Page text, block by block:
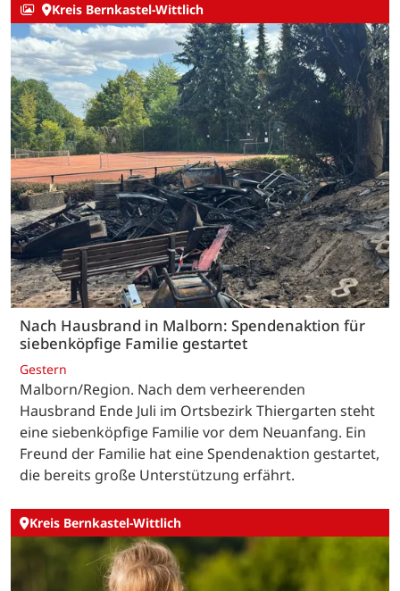
Kreis Bernkastel-Wittlich
Nach Hausbrand in Malborn: Spendenaktion für
siebenköpfige Familie gestartet
Gestern
Malborn/Region. Nach dem verheerenden
Hausbrand Ende Juli im Ortsbezirk Thiergarten steht
eine siebenköpfige Familie vor dem Neuanfang. Ein
Freund der Familie hat eine Spendenaktion gestartet,
die bereits große Unterstützung erfährt.
Kreis Bernkastel-Wittlich